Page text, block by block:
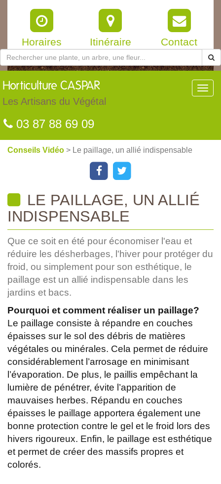
Horaires Itinéraire Contact
Horticulture CASPAR
Les Artisans du Végétal
03 87 88 69 09
Conseils Vidéo > Le paillage, un allié indispensable
LE PAILLAGE, UN ALLIÉ
INDISPENSABLE
Que ce soit en été pour économiser l'eau et
réduire les désherbages, l'hiver pour protéger du
froid, ou simplement pour son esthétique, le
paillage est un allié indispensable dans les
jardins et bacs.
Pourquoi et comment réaliser un paillage?
Le paillage consiste à répandre en couches
épaisses sur le sol des débris de matières
végétales ou minérales. Cela permet de réduire
considérablement l’arrosage en minimisant
l’évaporation. De plus, le paillis empêchant la
lumière de pénétrer, évite l’apparition de
mauvaises herbes. Répandu en couches
épaisses le paillage apportera également une
bonne protection contre le gel et le froid lors des
hivers rigoureux. Enfin, le paillage est esthétique
et permet de créer des massifs propres et
colorés.